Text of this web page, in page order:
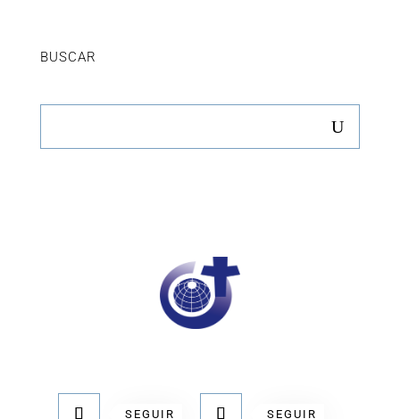
BUSCAR
SEGUIR SEGUIR